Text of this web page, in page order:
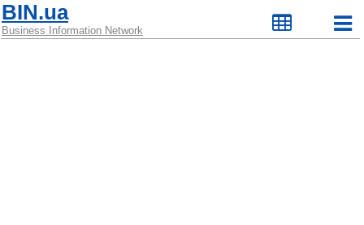
BIN.ua
Business Information Network